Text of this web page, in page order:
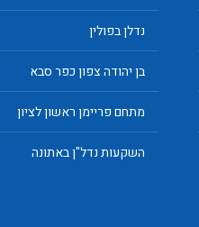
נדלן בפולין
בן יהודה צפון כפר סבא
מתחם פריימן ראשון לציון
השקעות נדל"ן באתונה